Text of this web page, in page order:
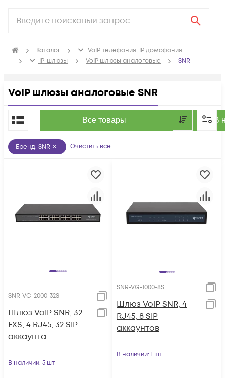
Каталог
VoIP телефония, IP домофония
IP-шлюзы
VoIP шлюзы аналоговые SNR
VoIP шлюзы аналоговые SNR
Все товары В
По популярности
Бренд: SNR Очистить всё
SNR-VG-2000-32S
Шлюз VoIP SNR, 32
FXS, 4 RJ45, 32 SIP
аккаунта
В наличии: 5 шт
SNR-VG-1000-8S
Шлюз VolP SNR, 4
RJ45, 8 SIP
аккаунтов
В наличии: 1 шт